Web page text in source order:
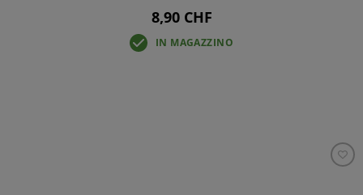
8,90 CHF
IN MAGAZZINO